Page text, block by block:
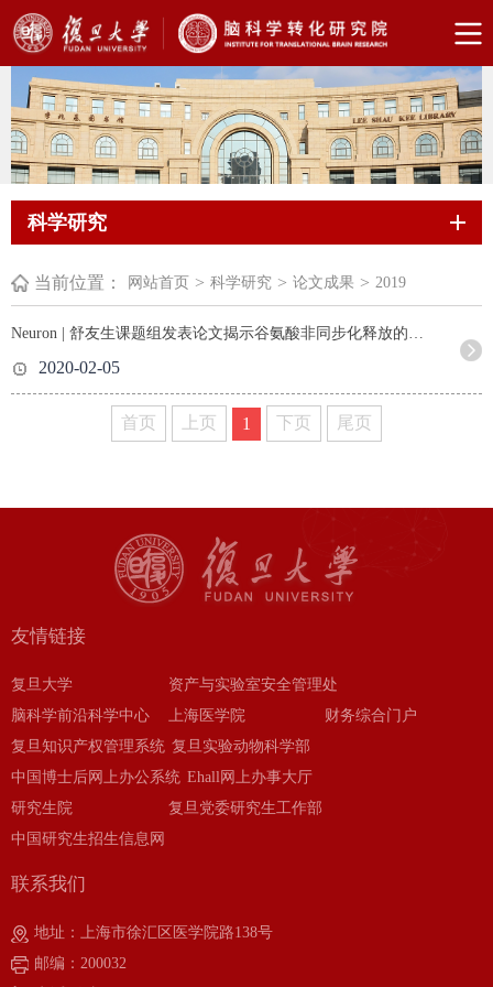
科学研究
当前位置： 网站首页 > 科学研究 > 论文成果 > 2019
Neuron | 舒友生课题组发表论文揭示谷氨酸非同步化释放的环路功能
2020-02-05
首页 上页 1 下页 尾页
友情链接
复旦大学
资产与实验室安全管理处
脑科学前沿科学中心
上海医学院
财务综合门户
复旦知识产权管理系统 复旦实验动物科学部
中国博士后网上办公系统 Ehall网上办事大厅
研究生院
复旦党委研究生工作部
中国研究生招生信息网
联系我们
地址：上海市徐汇区医学院路138号
邮编：200032